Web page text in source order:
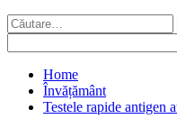
Caută
după:
Home
Învățământ
Testele rapide antigen